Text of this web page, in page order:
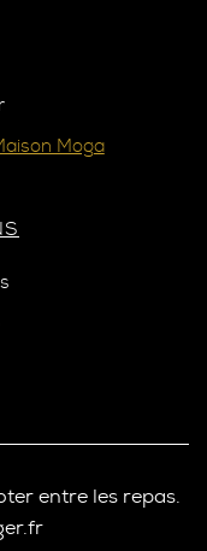
Moga
entre les repas.